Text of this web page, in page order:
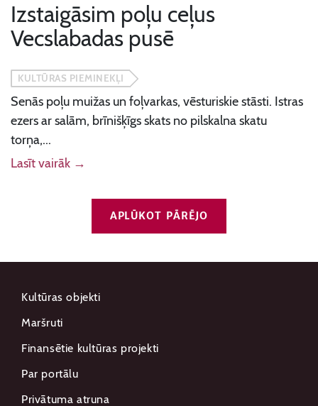
Izstaigāsim poļu ceļus
Vecslabadas pusē
KULTŪRAS PIEMINEKĻI
Senās poļu muižas un foļvarkas, vēsturiskie stāsti. Istras
ezers ar salām, brīnišķīgs skats no pilskalna skatu
torņa,...
Lasīt vairāk →
APLŪKOT PĀRĒJO
Kultūras objekti
Maršruti
Finansētie kultūras projekti
Par portālu
Privātuma atruna